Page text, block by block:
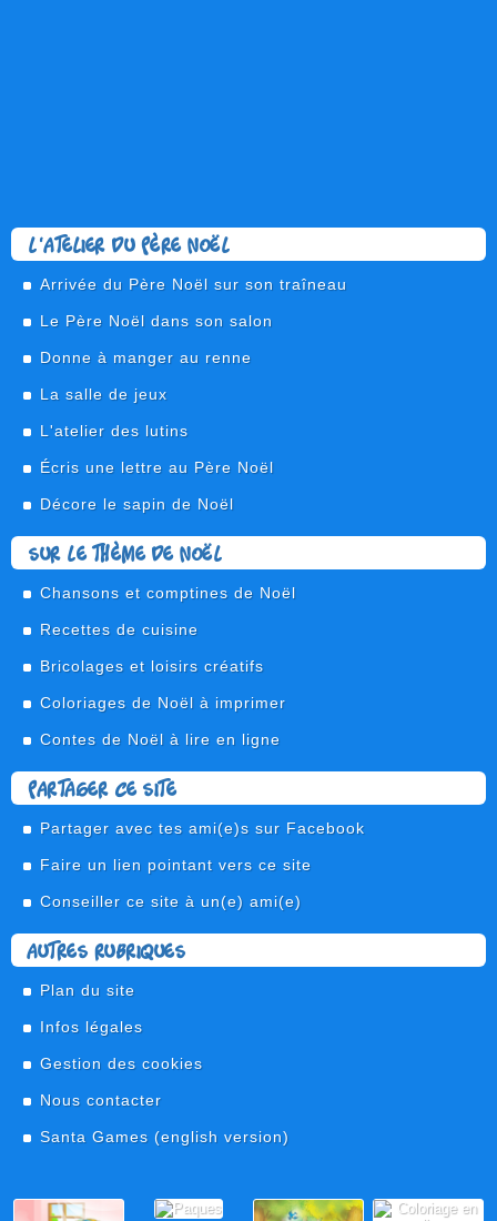
L'atelier du Père Noël
Arrivée du Père Noël sur son traîneau
Le Père Noël dans son salon
Donne à manger au renne
La salle de jeux
L'atelier des lutins
Écris une lettre au Père Noël
Décore le sapin de Noël
Sur le thème de Noël
Chansons et comptines de Noël
Recettes de cuisine
Bricolages et loisirs créatifs
Coloriages de Noël à imprimer
Contes de Noël à lire en ligne
Partager ce site
Partager avec tes ami(e)s sur Facebook
Faire un lien pointant vers ce site
Conseiller ce site à un(e) ami(e)
Autres rubriques
Plan du site
Infos légales
Gestion des cookies
Nous contacter
Santa Games (english version)